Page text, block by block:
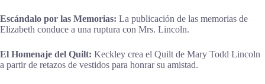
Escándalo por las Memorias: La publicación de las memorias de
Elizabeth conduce a una ruptura con Mrs. Lincoln.
El Homenaje del Quilt: Keckley crea el Quilt de Mary Todd Lincoln
a partir de retazos de vestidos para honrar su amistad.